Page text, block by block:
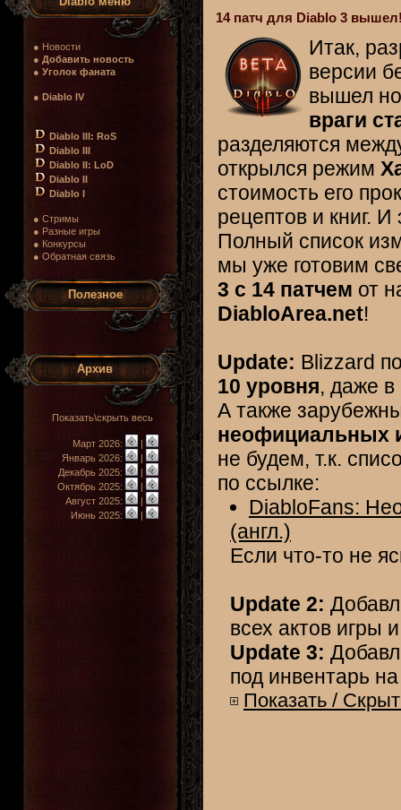
● Новости
● Добавить новость
● Уголок фаната
● Diablo IV
Diablo III: RoS
Diablo III
Diablo II: LoD
Diablo II
Diablo I
● Стримы
● Разные игры
● Конкурсы
● Обратная связь
Полезное
Архив
Показать\скрыть весь
Март 2026:
|
Январь 2026:
|
Декабрь 2025:
|
Октябрь 2025:
|
Август 2025:
|
Июнь 2025:
|
14 патч для Diablo 3
Итак,
версии
вышел
враги
разделяются
открылся режим
стоимость его
рецептов и книг.
Полный список
мы уже готовим
3 с 14 патчем от
DiabloArea.net!
Update: Blizzard
10 уровня, даже
А также
неофициальных
не будем, т.к.
по ссылке:
DiabloFans:
(англ.)
Если что-то не
Update 2:
всех актов игры
Update 3:
под инвентарь
Показать /